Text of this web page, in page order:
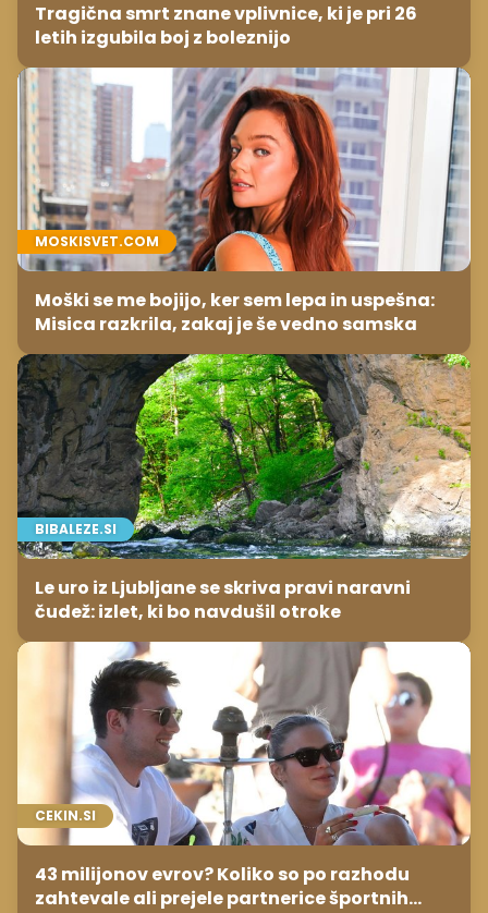
Tragična smrt znane vplivnice, ki je pri 26
letih izgubila boj z boleznijo
MOSKISVET.COM
Moški se me bojijo, ker sem lepa in uspešna:
Misica razkrila, zakaj je še vedno samska
BIBALEZE.SI
Le uro iz Ljubljane se skriva pravi naravni
čudež: izlet, ki bo navdušil otroke
CEKIN.SI
43 milijonov evrov? Koliko so po razhodu
zahtevale ali prejele partnerice športnih